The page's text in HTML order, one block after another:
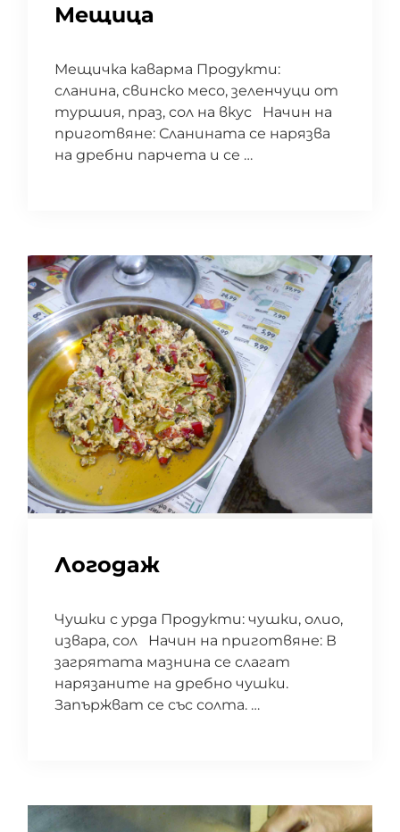
Мещица
Мещичка каварма Продукти:
сланина, свинско месо, зеленчуци от
туршия, праз, сол на вкус Начин на
приготвяне: Сланината се нарязва
на дребни парчета и се …
Логодаж
Чушки с урда Продукти: чушки, олио,
извара, сол Начин на приготвяне: В
загрятата мазнина се слагат
нарязаните на дребно чушки.
Запържват се със солта. …